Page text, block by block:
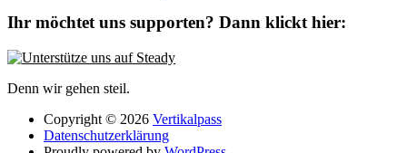
Ihr möchtet uns supporten? Dann klickt hier:
Denn wir gehen steil.
Copyright © 2026 Vertikalpass
Datenschutzerklärung